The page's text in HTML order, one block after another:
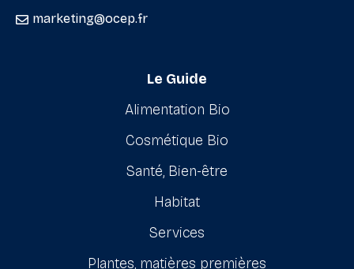
marketing@ocep.fr
Le Guide
Alimentation Bio
Cosmétique Bio
Santé, Bien-être
Habitat
Services
Plantes, matières premières